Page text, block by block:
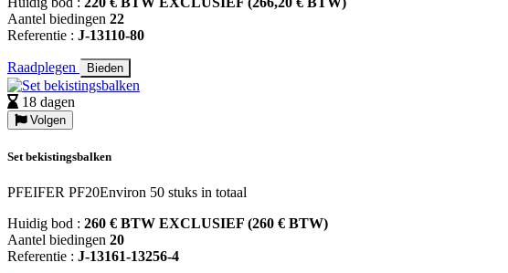
Aantel biedingen 22
Referentie : J-13110-80
Raadplegen Bieden
18 dagen
Volgen
Set bekistingsbalken
PFEIFER PF20Environ 50 stuks in totaal
Huidig bod : 260 € BTW EXCLUSIEF (260 € BTW)
Aantel biedingen 20
Referentie : J-13161-13256-4